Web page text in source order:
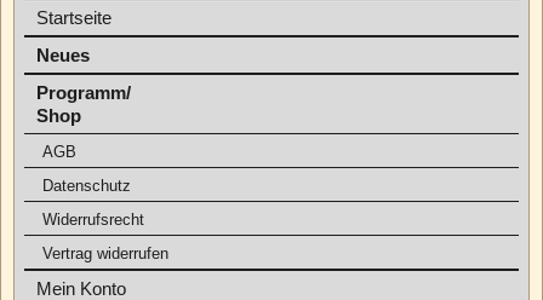
Startseite
Neues
Programm/
Shop
AGB
Datenschutz
Widerrufsrecht
Vertrag widerrufen
Mein Konto